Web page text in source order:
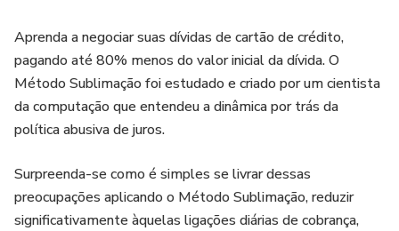
Aprenda a negociar suas dívidas de cartão de crédito,
pagando até 80% menos do valor inicial da dívida. O
Método Sublimação foi estudado e criado por um cientista
da computação que entendeu a dinâmica por trás da
política abusiva de juros.
Surpreenda-se como é simples se livrar dessas
preocupações aplicando o Método Sublimação, reduzir
significativamente àquelas ligações diárias de cobrança,